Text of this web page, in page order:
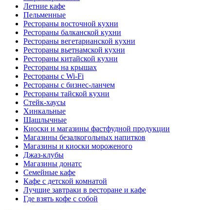
Летние кафе
Пельменные
Рестораны восточной кухни
Рестораны балканской кухни
Рестораны вегетарианской кухни
Рестораны вьетнамской кухни
Рестораны китайской кухни
Рестораны на крышах
Рестораны с Wi-Fi
Рестораны с бизнес-ланчем
Рестораны тайской кухни
Стейк-хаусы
Хинкальные
Шашлычные
Киоски и магазины фастфудной продукции
Магазины безалкогольных напитков
Магазины и киоски мороженого
Джаз-клубы
Магазины донатс
Семейные кафе
Кафе с детской комнатой
Лучшие завтраки в ресторане и кафе
Где взять кофе с собой